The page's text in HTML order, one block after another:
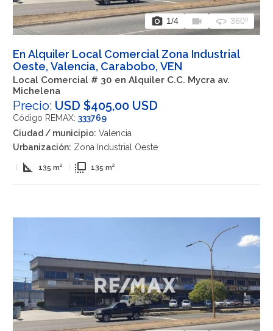
photo_camera 1/4 videocam 360 360º
En Alquiler Local Comercial Zona Industrial
Oeste, Valencia, Carabobo, VEN
Local Comercial # 30 en Alquiler C.C. Mycra av.
Michelena
Precio: USD $405,00 USD
Código REMAX: 333769
Ciudad / municipio: Valencia
Urbanización: Zona Industrial Oeste
square_foot 135 m² flip_to_front 135 m²